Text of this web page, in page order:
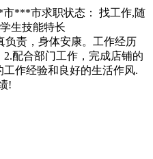
市***市求职状态： 找工作,随
生技能特长
负责，身体安康。工作经历
配合部门工作，完成店铺的
作经验和良好的生活作风.
!